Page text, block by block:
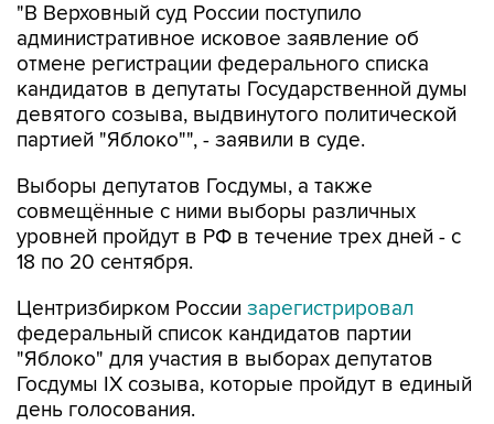
"В Верховный суд России поступило
административное исковое заявление об
отмене регистрации федерального списка
кандидатов в депутаты Государственной думы
девятого созыва, выдвинутого политической
партией "Яблоко"", - заявили в суде.
Выборы депутатов Госдумы, а также
совмещённые с ними выборы различных
уровней пройдут в РФ в течение трех дней - с
18 по 20 сентября.
Центризбирком России зарегистрировал
федеральный список кандидатов партии
"Яблоко" для участия в выборах депутатов
Госдумы IX созыва, которые пройдут в единый
день голосования.